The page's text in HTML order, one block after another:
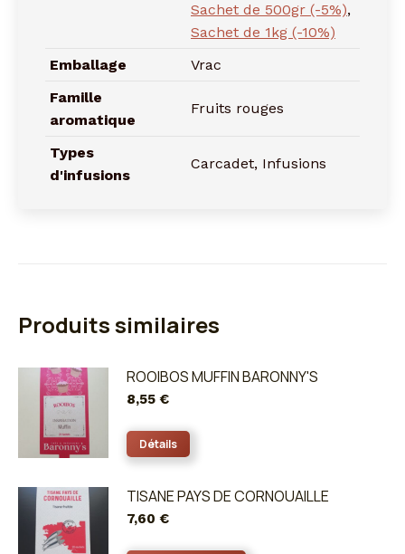
Sachet de 500gr (-5%),
Sachet de 1kg (-10%)
Emballage
Vrac
Famille
aromatique
Fruits rouges
Types
d'infusions
Carcadet, Infusions
Produits similaires
ROOIBOS MUFFIN BARONNY'S
8,55 €
Détails
TISANE PAYS DE CORNOUAILLE
7,60 €